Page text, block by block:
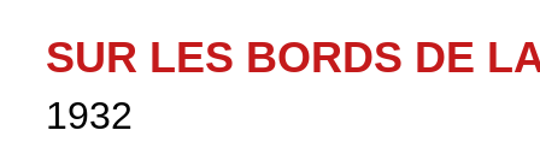
SUR LES BORDS DE
1932